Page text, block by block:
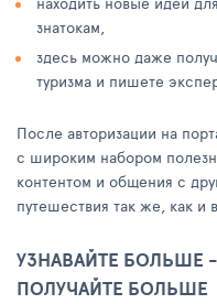
знатокам,
здесь можно даже
туризма и пишете
После авторизации на
с широким набором
контентом и общения с
путешествия так же, как и
УЗНАВАЙТЕ БОЛЬШЕ
ПОЛУЧАЙТЕ БОЛЬШЕ